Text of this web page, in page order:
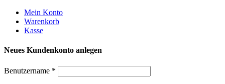
Weiter
zum
Inhalt
Mein Konto
Warenkorb
Kasse
Neues Kundenkonto anlegen
Benutzername *